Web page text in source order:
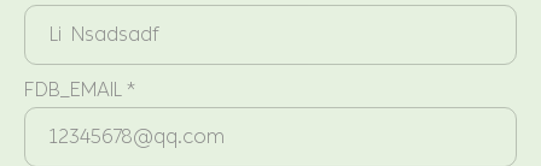
FDB_EMAIL *